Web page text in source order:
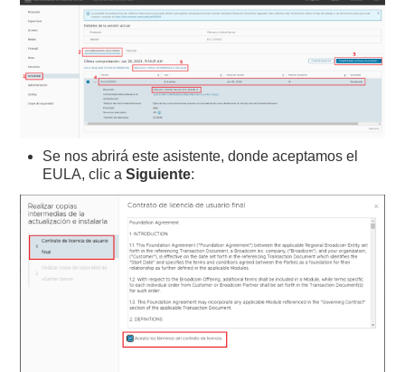
Se nos abrirá este asistente, donde aceptamos el
EULA, clic aSiguiente: